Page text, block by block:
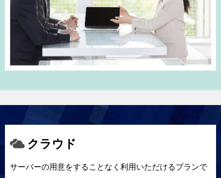
クラウド
サーバーの用意をすることなく利用いただけるプランで